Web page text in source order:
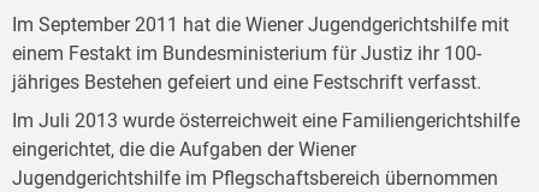
Im September 2011 hat die Wiener Jugendgerichtshilfe mit
einem Festakt im Bundesministerium für Justiz ihr 100-
jähriges Bestehen gefeiert und eine Festschrift verfasst.
Im Juli 2013 wurde österreichweit eine Familiengerichtshilfe
eingerichtet, die die Aufgaben der Wiener
Jugendgerichtshilfe im Pflegschaftsbereich übernommen